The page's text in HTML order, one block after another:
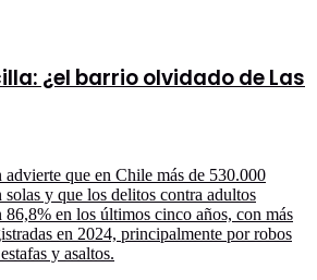
¿el barrio olvidado de Las